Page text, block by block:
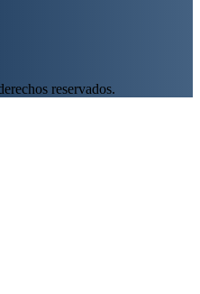
reservados.